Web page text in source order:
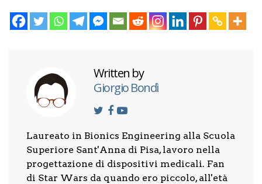
Written by
Giorgio Bondì
Laureato in Bionics Engineering alla Scuola
Superiore Sant'Anna di Pisa, lavoro nella
progettazione di dispositivi medicali. Fan
di Star Wars da quando ero piccolo, all'età